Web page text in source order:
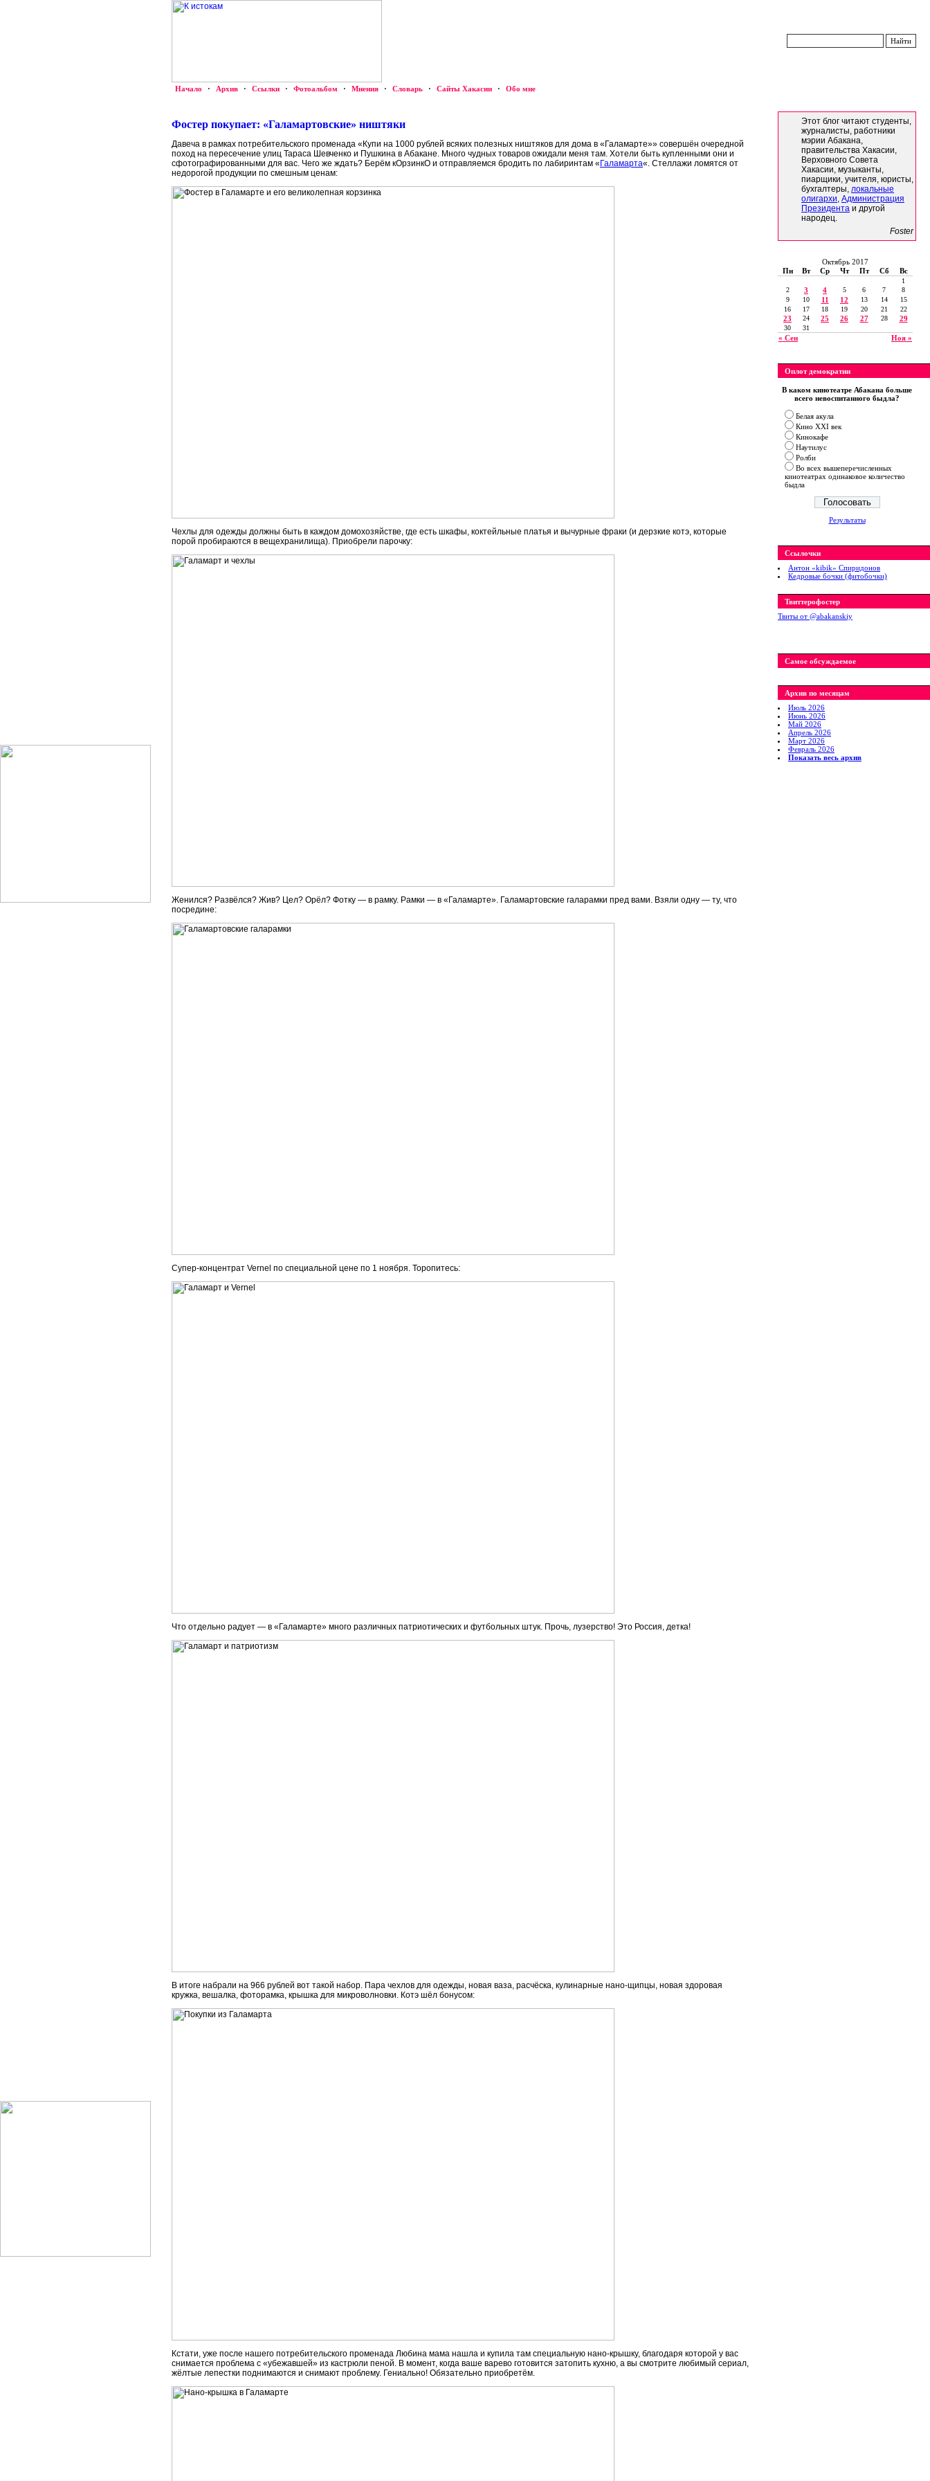
Начало · Архив · Ссылки · Фотоальбом · Мнения · Словарь · Сайты Хакасии · Обо мне
Фостер покупает: «Галамартовские» ништяки
Давеча в рамках потребительского променада «Купи на 1000 рублей всяких полезных ништяков для дома в «Галамарте»» совершён очередной
поход на пересечение улиц Тараса Шевченко и Пушкина в Абакане. Много чудных товаров ожидали меня там. Хотели быть купленными они и
сфотографированными для вас. Чего же ждать? Берём кОрзинкО и отправляемся бродить по лабиринтам « Галамарта«. Стеллажи ломятся от
недорогой продукции по смешным ценам:
Чехлы для одежды должны быть в каждом домохозяйстве, где есть шкафы, коктейльные платья и вычурные фраки (и дерзкие котэ, которые
порой пробираются в вещехранилища). Приобрели парочку:
Женился? Развёлся? Жив? Цел? Орёл? Фотку — в рамку. Рамки — в «Галамарте». Галамартовские галарамки пред вами. Взяли одну — ту, что
посредине:
Супер-концентрат Vernel по специальной цене по 1 ноября. Торопитесь:
Что отдельно радует — в «Галамарте» много различных патриотических и футбольных штук. Прочь, лузерство! Это Россия, детка!
В итоге набрали на 966 рублей вот такой набор. Пара чехлов для одежды, новая ваза, расчёска, кулинарные нано-щипцы, новая здоровая
кружка, вешалка, фоторамка, крышка для микроволновки. Котэ шёл бонусом:
Кстати, уже после нашего потребительского променада Любина мама нашла и купила там специальную нано-крышку, благодаря которой у вас
снимается проблема с «убежавшей» из кастрюли пеной. В момент, когда ваше варево готовится затопить кухню, а вы смотрите любимый сериал,
жёлтые лепестки поднимаются и снимают проблему. Гениально! Обязательно приобретём.
Этот блог читают студенты,
журналисты, работники
мэрии Абакана,
правительства Хакасии,
Верховного Совета
Хакасии, музыканты,
пиарщики, учителя, юристы,
бухгалтеры, локальные
олигархи, Администрация
Президента и другой
народец.
Foster
Октябрь 2017
Пн
Вт Ср Чт Пт Сб Вс
« Сен Ноя »
1
2
3 4 5 6 7
8
9
10 11 12 13 14
15
16
17 18 19 20 21 22
23 24 25 26 27 28 29
30 31
Оплот демократии
В каком кинотеатре Абакана больше
всего невоспитанного быдла?
Белая акула
Кино XXI век
Кинокафе
Наутилус
Ролби
Во всех вышеперечисленных
кинотеатрах одинаковое количество
быдла
Результаты
Ссылочки
Антон «kibik» Спиридонов
Кедровые бочки (фитобочки)
Твиттерофостер
Твиты от ‎@abakanskiy
Самое обсуждаемое
Архив по месяцам
Июль 2026
Июнь 2026
Май 2026
Апрель 2026
Март 2026
Февраль 2026
Показать весь архив